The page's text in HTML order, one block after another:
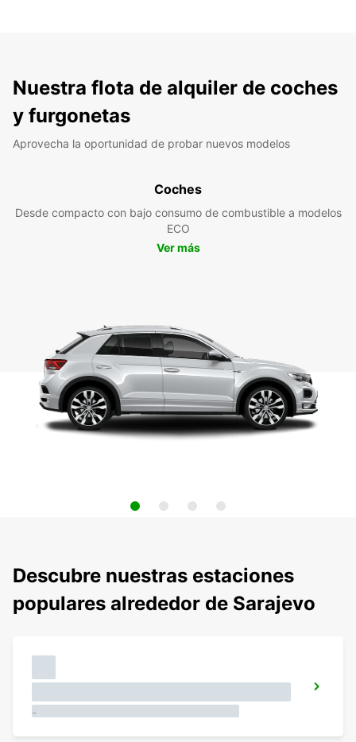
Nuestra flota de alquiler de coches
y furgonetas
Aprovecha la oportunidad de probar nuevos modelos
Coches
Desde compacto con bajo consumo de combustible a modelos
ECO
Ver más
Descubre nuestras estaciones
populares alrededor de Sarajevo
-